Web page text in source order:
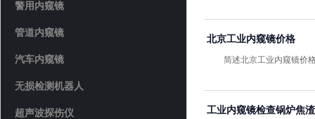
警用内窥镜
管道内窥镜
汽车内窥镜
无损检测机器人
超声波探伤仪
北京工业内窥镜价格
简述北京工业内窥镜价
工业内窥镜检查锅炉焦渣